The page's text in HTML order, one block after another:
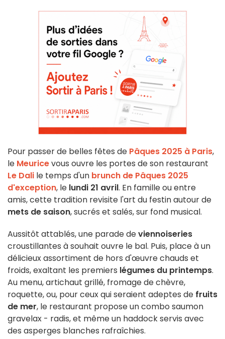
Pour passer de belles fêtes de Pâques 2025 à Paris,
le Meuricevous ouvre les portes de son restaurant
Le Dali le temps d'un brunch de Pâques 2025
d'exception, le lundi 21 avril. En famille ou entre
amis, cette tradition revisite l'art du festin autour de
mets de saison, sucrés et salés, sur fond musical.
Aussitôt attablés, une parade deviennoiseries
croustillantes à souhait ouvre le bal. Puis, place à un
délicieux assortiment de hors d'œuvre chauds et
froids, exaltant les premiers légumes du printemps.
Au menu, artichaut grillé, fromage de chèvre,
roquette, ou, pour ceux qui seraient adeptes de fruits
de mer, le restaurant propose un combo saumon
gravelax - radis, et même un haddock servis avec
des asperges blanches rafraîchies.